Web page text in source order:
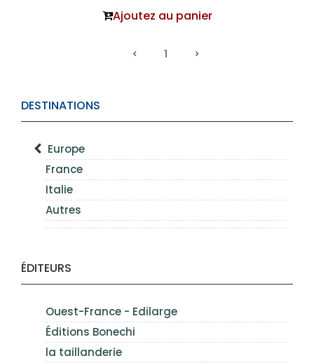
DESTINATIONS
Europe
France
Italie
Autres
ÉDITEURS
Ouest-France - Edilarge
Éditions Bonechi
la taillanderie
Ajoutez au panier
1